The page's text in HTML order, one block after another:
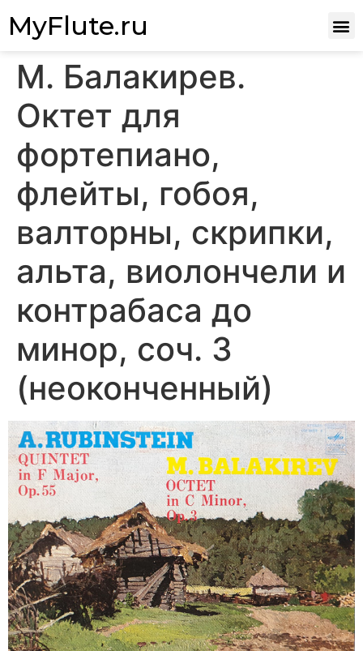
MyFlute.ru
М. Балакирев.
Октет для
фортепиано,
флейты, гобоя,
валторны, скрипки,
альта, виолончели и
контрабаса до
минор, соч. 3
(неоконченный)